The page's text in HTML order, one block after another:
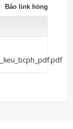
Báo link hỏng